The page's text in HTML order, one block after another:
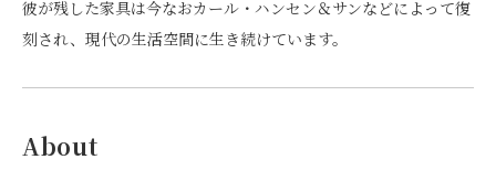
彼が残した家具は今なおカール・ハンセン＆サンなどによって復
刻され、現代の生活空間に生き続けています。
About